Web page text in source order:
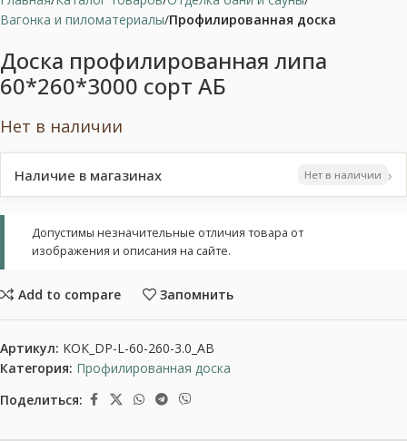
Вагонка и пиломатериалы Профилированная доска
Доска профилированная липа
60*260*3000 сорт АБ
Нет в наличии
Наличие в магазинах Нет в наличии ›
Допустимы незначительные отличия товара от
изображения и описания на сайте.
Add to compare Запомнить
Артикул: KOK_DP-L-60-260-3.0_AB
Категория: Профилированная доска
Поделиться: